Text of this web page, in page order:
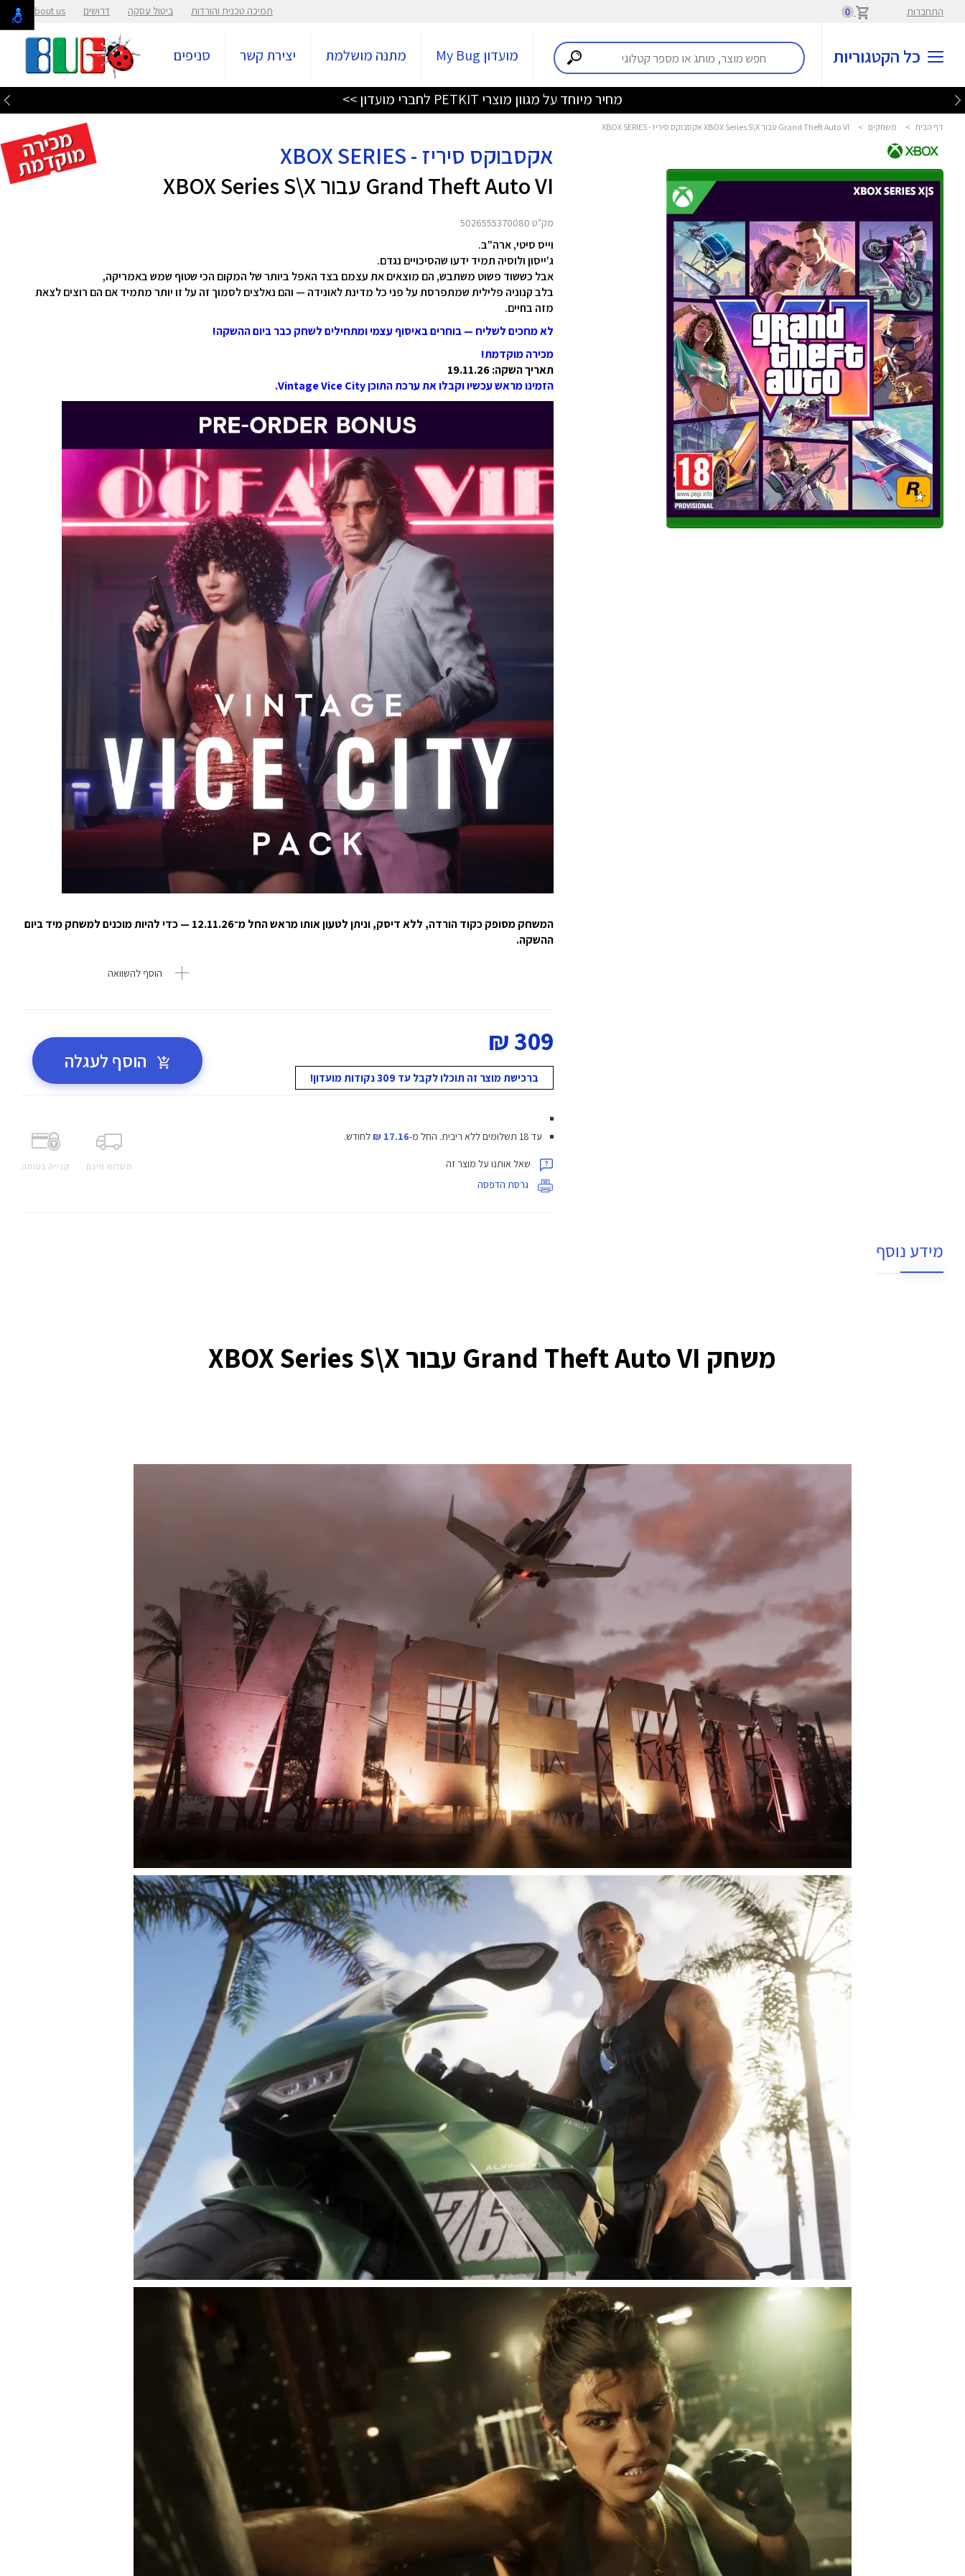
התחברות 0 תמיכה טכנית והורדות ביטול עסקה דרושים About us
כל הקטגוריות מועדון My Bug מתנה מושלמת יצירת קשר סניפים
מחיר מיוחד על מגוון מוצרי PETKIT לחברי מועדון >>
דף הבית > משחקים > Grand Theft Auto VI עבור XBOX Series S\X אקסבוקס סיריז - XBOX SERIES
אקסבוקס סיריז - XBOX SERIES
Grand Theft Auto VI עבור XBOX Series S\X
מק"ט 5026555370080
וייס סיטי, ארה"ב.
ג'ייסון ולוסיה תמיד ידעו שהסיכויים נגדם.
אבל כששוד פשוט משתבש, הם מוצאים את עצמם בצד האפל ביותר של המקום הכי שטוף שמש באמריקה,
בלב קנוניה פלילית שמתפרסת על פני כל מדינת לאונידה — והם נאלצים לסמוך זה על זו יותר מתמיד אם הם רוצים לצאת
מזה בחיים.
לא מחכים לשליח — בוחרים באיסוף עצמי ומתחילים לשחק כבר ביום ההשקה!
מכירה מוקדמת!
תאריך השקה: 19.11.26
הזמינו מראש עכשיו וקבלו את ערכת התוכן Vintage Vice City.
המשחק מסופק כקוד הורדה, ללא דיסק, וניתן לטעון אותו מראש החל מ־12.11.26 — כדי להיות מוכנים למשחק מיד ביום
ההשקה.
הוסף להשוואה
309 ₪
ברכישת מוצר זה תוכלו לקבל עד 309 נקודות מועדון!
הוסף לעגלה
משלוח חינם קנייה בטוחה
עד 18 תשלומים ללא ריבית. החל מ-17.16 ₪ לחודש.
שאל אותנו על מוצר זה
גרסת הדפסה
מידע נוסף
משחק Grand Theft Auto VI עבור XBOX Series S\X